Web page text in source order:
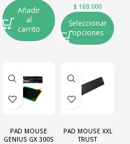
Añadir
al
carrito
$ 169.000
Seleccionar
opciones
PAD MOUSE
GENIUS GX 300S
PAD MOUSE XXL
TRUST